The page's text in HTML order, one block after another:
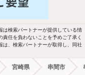
ット相談
立洗面台
都市ガス
は検索パートナーが提供している情
任を負わないことを予めご了承く
は、検索パートナーが取得し、同社
宮崎県 串間市